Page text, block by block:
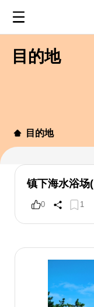
目的地
目的地
镇下海水浴场
0 1